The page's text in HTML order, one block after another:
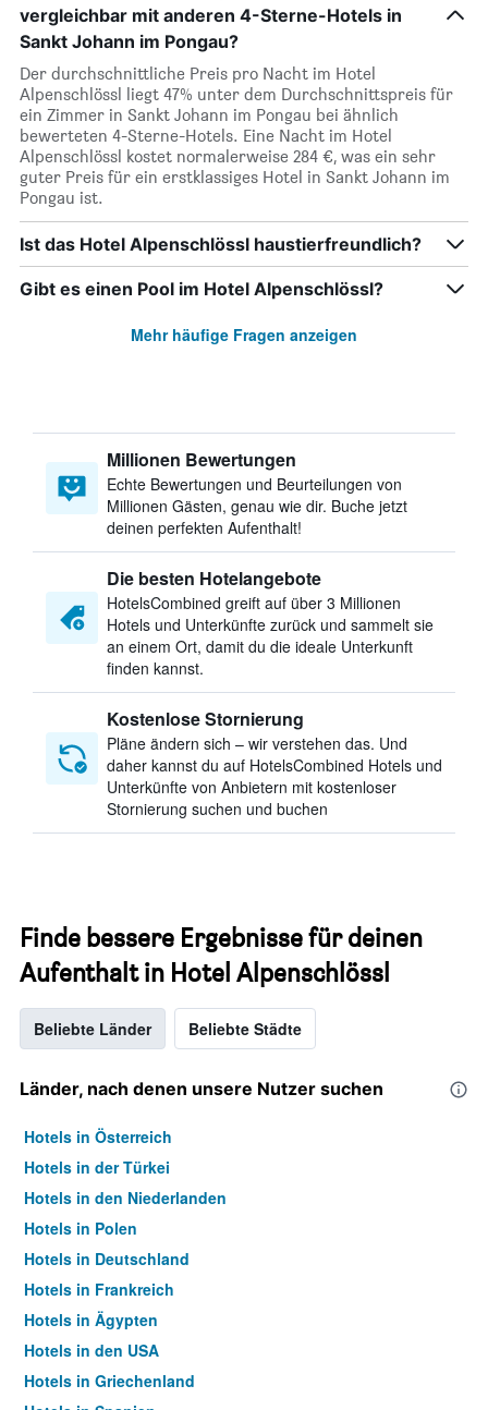
vergleichbar mit anderen 4-Sterne-Hotels in
Sankt Johann im Pongau?
Der durchschnittliche Preis pro Nacht im Hotel
Alpenschlössl liegt 47% unter dem Durchschnittspreis für
ein Zimmer in Sankt Johann im Pongau bei ähnlich
bewerteten 4-Sterne-Hotels. Eine Nacht im Hotel
Alpenschlössl kostet normalerweise 284 €, was ein sehr
guter Preis für ein erstklassiges Hotel in Sankt Johann im
Pongau ist.
Ist das Hotel Alpenschlössl haustierfreundlich?
Gibt es einen Pool im Hotel Alpenschlössl?
Mehr häufige Fragen anzeigen
Millionen Bewertungen
Echte Bewertungen und Beurteilungen von
Millionen Gästen, genau wie dir. Buche jetzt
deinen perfekten Aufenthalt!
Die besten Hotelangebote
HotelsCombined greift auf über 3 Millionen
Hotels und Unterkünfte zurück und sammelt sie
an einem Ort, damit du die ideale Unterkunft
finden kannst.
Kostenlose Stornierung
Pläne ändern sich – wir verstehen das. Und
daher kannst du auf HotelsCombined Hotels und
Unterkünfte von Anbietern mit kostenloser
Stornierung suchen und buchen
Finde bessere Ergebnisse für deinen
Aufenthalt in Hotel Alpenschlössl
Beliebte Länder Beliebte Städte
Länder, nach denen unsere Nutzer suchen
Hotels in Österreich
Hotels in der Türkei
Hotels in den Niederlanden
Hotels in Polen
Hotels in Deutschland
Hotels in Frankreich
Hotels in Ägypten
Hotels in den USA
Hotels in Griechenland